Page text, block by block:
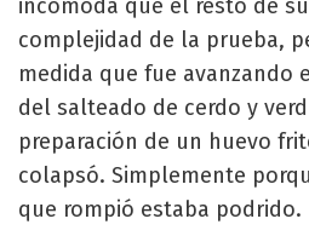
incómoda que el resto de
complejidad de la prueba,
medida que fue avanzando
del salteado de cerdo y
preparación de un huevo
colapsó. Simplemente
que rompió estaba podrido.